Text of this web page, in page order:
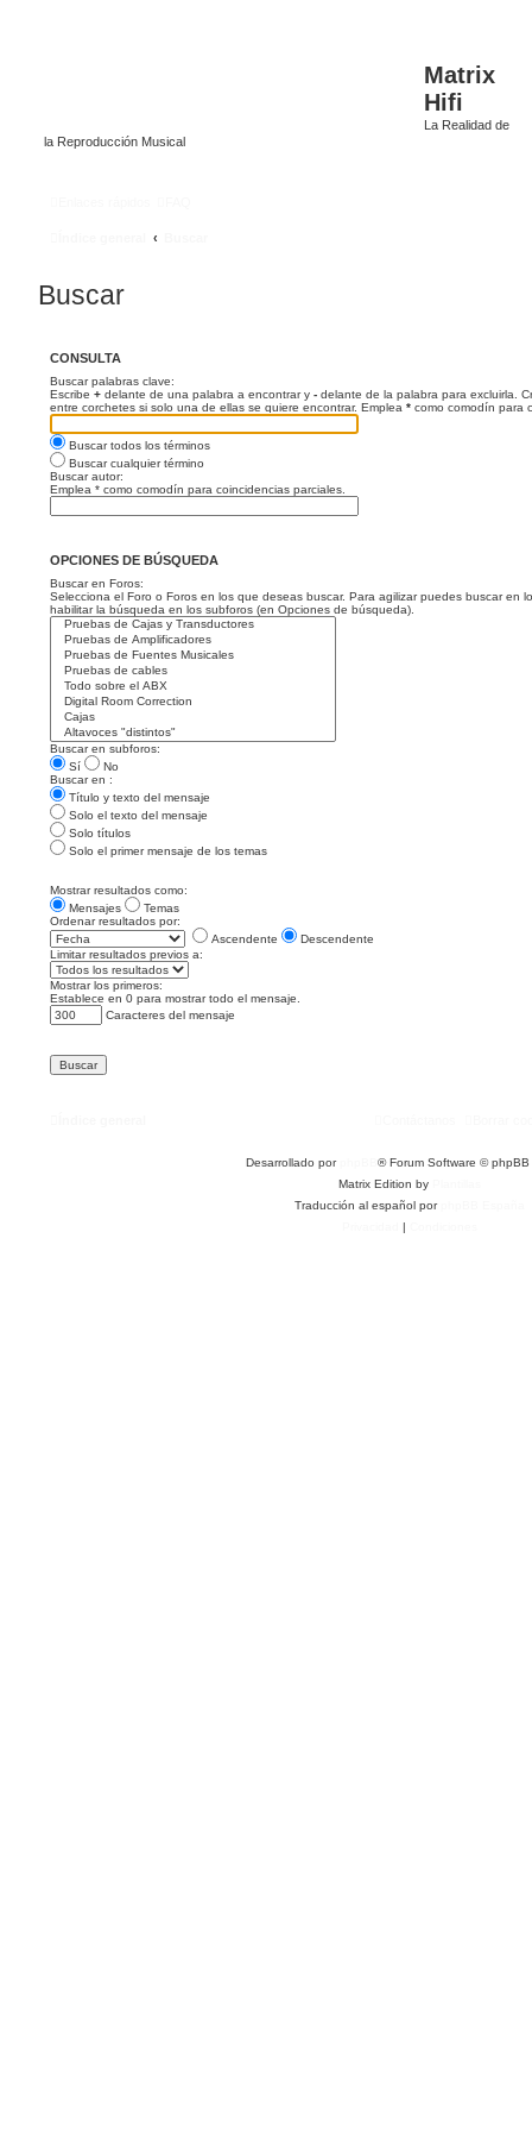
Matrix
Hifi
La Realidad de
la Reproducción Musical
Buscar
CONSULTA
Buscar palabras clave:
Escribe + delante de una palabra a encontrar y - delante de la palabra para excluirla.
entre corchetes si solo una de ellas se quiere encontrar. Emplea * como comodín para
Buscar todos los términos
Buscar cualquier término
Buscar autor:
Emplea * como comodín para coincidencias parciales.
OPCIONES DE BÚSQUEDA
Buscar en Foros:
Selecciona el Foro o Foros en los que deseas buscar. Para agilizar puedes buscar en
habilitar la búsqueda en los subforos (en Opciones de búsqueda).
Buscar en subforos:
Sí
No
Buscar en :
Título y texto del mensaje
Solo el texto del mensaje
Solo títulos
Solo el primer mensaje de los temas
Mostrar resultados como:
Mensajes
Temas
Ordenar resultados por:
Ascendente
Descendente
Limitar resultados previos a:
Mostrar los primeros:
Establece en 0 para mostrar todo el mensaje.
Caracteres del mensaje
Desarrollado por
® Forum Software © phpBB
Matrix Edition by
Traducción al español por
|